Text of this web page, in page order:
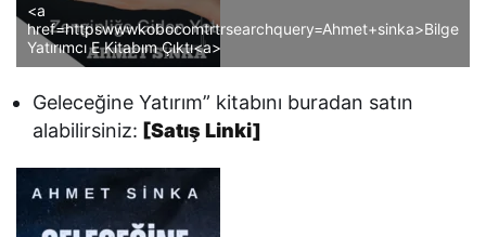
<a
href=httpswwwkobocomtrtrsearchquery=Ahmet+sinka>Bilge
Yatırımcı E Kitabım Çıktı<a>
Geleceğine Yatırım” kitabını buradan satın
alabilirsiniz: [Satış Linki]